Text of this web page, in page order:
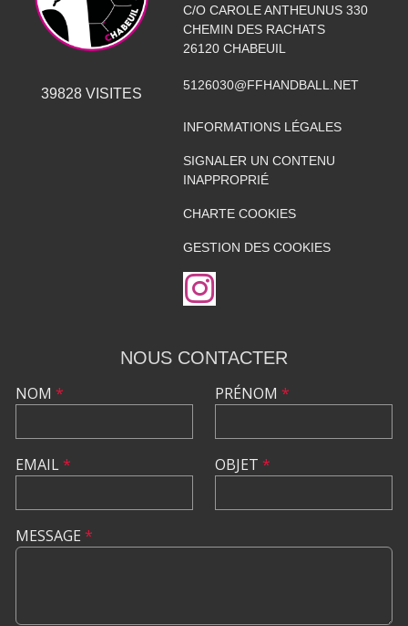
39828VISITES
C/O CAROLE ANTHEUNUS 330
CHEMIN DES RACHATS
26120 CHABEUIL
5126030@FFHANDBALL.NET
INFORMATIONS LÉGALES
SIGNALER UN CONTENU
INAPPROPRIÉ
CHARTE COOKIES
GESTION DES COOKIES
NOUS CONTACTER
NOM *
EMAIL*
PRÉNOM *
OBJET *
MESSAGE *